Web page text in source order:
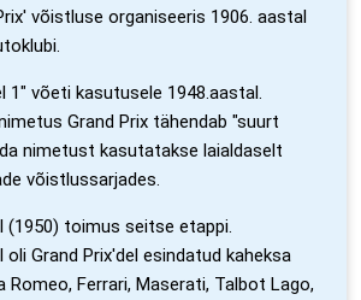
võistluse organiseeris 1906. aastal
1" võeti kasutusele 1948.aastal.
Grand Prix tähendab "suurt
nimetust kasutatakse laialdaselt
võistlussarjades.
(1950) toimus seitse etappi.
oli Grand Prix'del esindatud kaheksa
Ferrari, Maserati, Talbot Lago,